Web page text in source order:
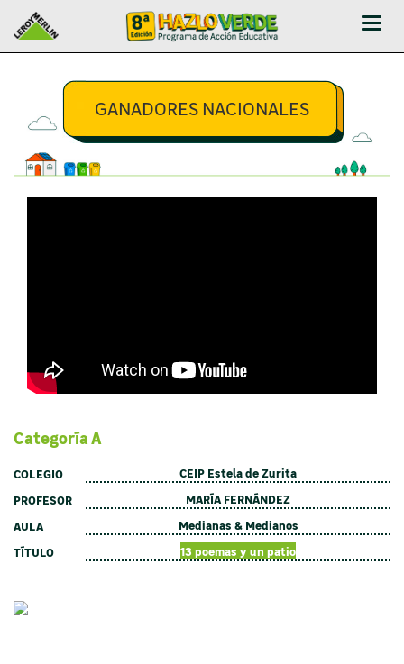
Abrir
GANADORES NACIONALES
Categoría A
COLEGIO
CEIP Estela de Zurita
PROFESOR
MARÍA FERNÁNDEZ
AULA
Medianas & Medianos
TÍTULO
13 poemas y un patio